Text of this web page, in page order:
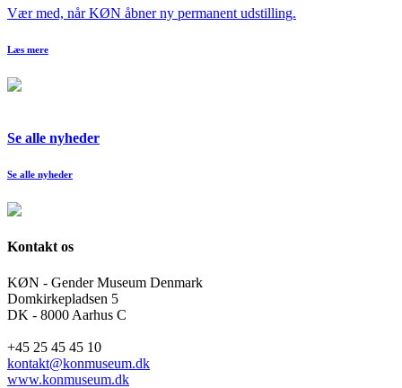
Vær med, når KØN åbner ny permanent udstilling.
Læs mere
Se alle nyheder
Se alle nyheder
Kontakt os
KØN - Gender Museum Denmark
Domkirkepladsen 5
DK - 8000 Aarhus C
+45 25 45 45 10
kontakt@konmuseum.dk
www.konmuseum.dk